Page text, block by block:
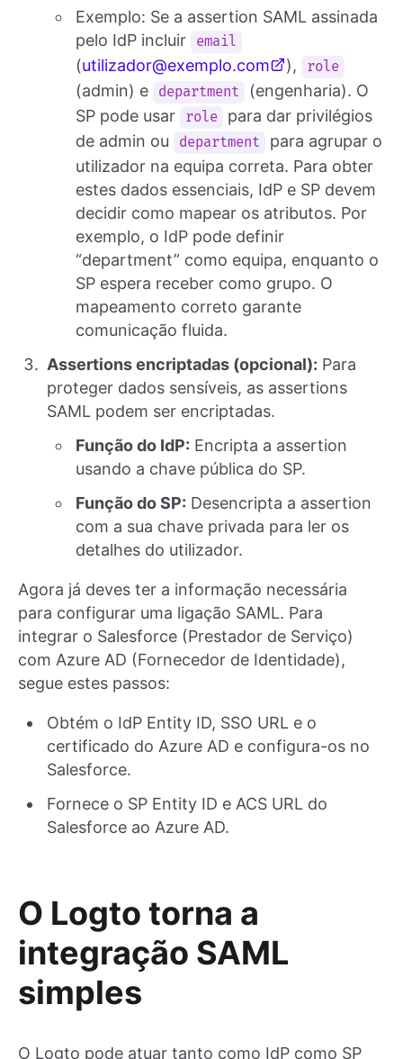
Exemplo: Se a assertion SAML assinada
pelo IdP incluir
email
(utilizador@exemplo.com ), role
(admin) e department
(engenharia). O
SP pode usar
role
para dar privilégios
de admin ou
department
para agrupar o
utilizador na equipa correta. Para obter
estes dados essenciais, IdP e SP devem
decidir como mapear os atributos. Por
exemplo, o IdP pode definir
“department” como equipa, enquanto o
SP espera receber como grupo. O
mapeamento correto garante
comunicação fluida.
Assertions encriptadas (opcional): Para
proteger dados sensíveis, as assertions
SAML podem ser encriptadas.
Função do IdP: Encripta a assertion
usando a chave pública do SP.
Função do SP: Desencripta a assertion
com a sua chave privada para ler os
detalhes do utilizador.
Agora já deves ter a informação necessária
para configurar uma ligação SAML. Para
integrar o Salesforce (Prestador de Serviço)
com Azure AD (Fornecedor de Identidade),
segue estes passos:
Obtém o IdP Entity ID, SSO URL e o
certificado do Azure AD e configura-os no
Salesforce.
Fornece o SP Entity ID e ACS URL do
Salesforce ao Azure AD.
O Logto torna a
integração SAML
simples
O Logto pode atuar tanto como IdP como SP